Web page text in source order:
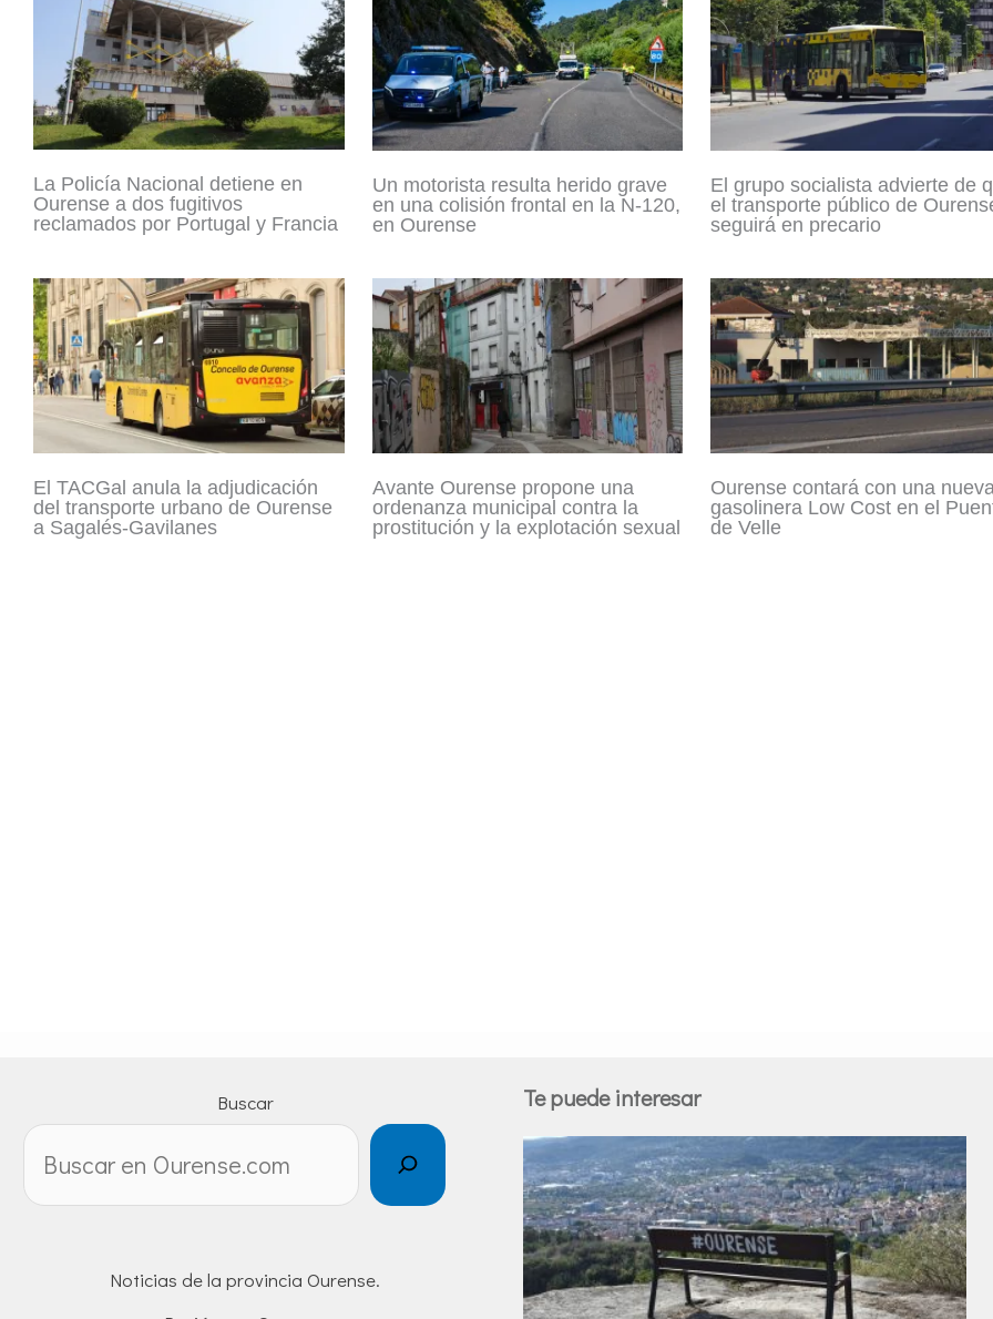
La Policía Nacional detiene en
Ourense a dos fugitivos
reclamados por Portugal y Francia
Un motorista resulta herido grave
en una colisión frontal en la N-120,
en Ourense
El grupo socialista advierte de
el transporte público de
seguirá en precario
El TACGal anula la adjudicación
del transporte urbano de Ourense
a Sagalés-Gavilanes
Avante Ourense propone una
ordenanza municipal contra la
prostitución y la explotación sexual
Ourense contará con una
gasolinera Low Cost en el
de Velle
Buscar
Noticias de la provincia Ourense.
Te puede interesar